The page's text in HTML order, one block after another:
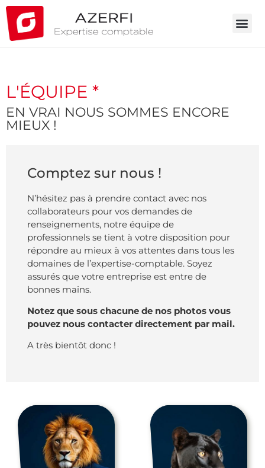
L'ÉQUIPE *
EN VRAI NOUS SOMMES ENCORE
MIEUX !
Comptez sur nous !
N’hésitez pas à prendre contact avec nos
collaborateurs pour vos demandes de
renseignements, notre équipe de
professionnels se tient à votre disposition pour
répondre au mieux à vos attentes dans tous les
domaines de l’expertise-comptable. Soyez
assurés que votre entreprise est entre de
bonnes mains.
Notez que sous chacune de nos photos vous
pouvez nous contacter directement par mail.
A très bientôt donc !